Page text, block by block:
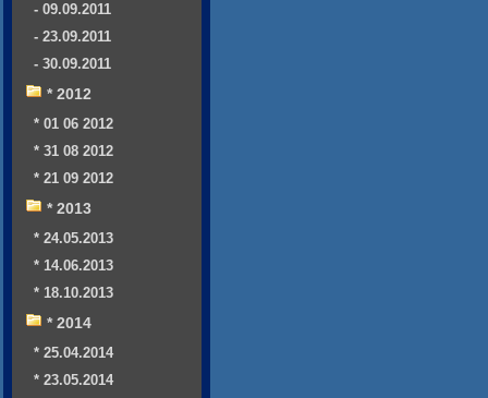
- 09.09.2011
- 23.09.2011
- 30.09.2011
* 2012
* 01 06 2012
* 31 08 2012
* 21 09 2012
* 2013
* 24.05.2013
* 14.06.2013
* 18.10.2013
* 2014
* 25.04.2014
* 23.05.2014